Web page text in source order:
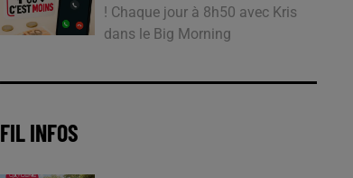
! Chaque jour à 8h50 avec Kris
dans le Big Morning
FIL INFOS